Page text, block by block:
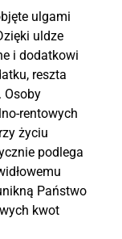
ulgami
uldze
i dodatkowi
reszta
Osoby
rentowych
życiu
podlega
Państwo
kwot